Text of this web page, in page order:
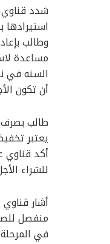
شدد
وطالب
السنه في
أن تكون
يعتبر
أكد قناوي
للشراء
أشار
منفصل
في